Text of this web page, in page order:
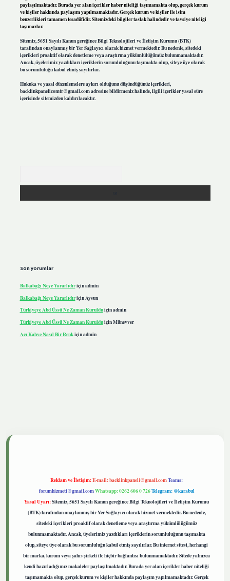
paylaşılmaktadır. Burada yer alan içerikler haber niteliği taşımamakta olup, gerçek kurum
ve kişiler hakkında paylaşım yapılmamaktadır. Gerçek kurum ve kişiler ile isim
benzerlikleri tamamen tesadüfidir. Sitemizdeki bilgiler taslak halindedir ve tavsiye niteliği
taşımazlar.
Sitemiz, 5651 Sayılı Kanun gereğince Bilgi Teknolojileri ve İletişim Kurumu (BTK)
tarafından onaylanmış bir Yer Sağlayıcı olarak hizmet vermektedir. Bu nedenle, sitedeki
içerikleri proaktif olarak denetleme veya araştırma yükümlülüğümüz bulunmamaktadır.
Ancak, üyelerimiz yazdıkları içeriklerin sorumluluğunu taşımakta olup, siteye üye olarak
bu sorumluluğu kabul etmiş sayılırlar.
Hukuka ve yasal düzenlemelere aykırı olduğunu düşündüğünüz içerikleri,
backlinkpanelicomtr@gmail.comadresine bildirmeniz halinde, ilgili içerikler yasal süre
içerisinde sitemizden kaldırılacaktır.
Son yorumlar
Balkabağı Neye Yararlıdıriçinadmin
Balkabağı Neye Yararlıdıriçin Aysun
Türkiyeye Abd Üssü Ne Zaman Kurulduiçinadmin
Türkiyeye Abd Üssü Ne Zaman KurulduiçinMünevver
Acı Kahve Nasıl Bir Renkiçinadmin
Reklam ve İletişim:E-mail:backlinkpaneli@gmail.comTeams:
forumhizmeti@gmail.comWhatsapp: 0262 606 0 726Telegram: @karabul
Yasal Uyarı:Sitemiz, 5651 Sayılı Kanun gereğince Bilgi Teknolojileri ve İletişim Kurumu
(BTK) tarafından onaylanmış bir Yer Sağlayıcı olarak hizmet vermektedir. Bu nedenle,
sitedeki içerikleri proaktif olarak denetleme veya araştırma yükümlülüğümüz
bulunmamaktadır. Ancak, üyelerimiz yazdıkları içeriklerin sorumluluğunu taşımakta
olup, siteye üye olarak bu sorumluluğu kabul etmiş sayılırlar. Bu internet sitesi, herhangi
bir marka, kurum veya şahıs şirketi ile hiçbir bağlantısı bulunmamaktadır. Sitede yalnızca
kendi hazırladığımız makaleler paylaşılmaktadır. Burada yer alan içerikler haber niteliği
taşımamakta olup, gerçek kurum ve kişiler hakkında paylaşım yapılmamaktadır. Gerçek